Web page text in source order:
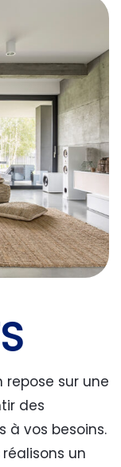
repose sur une
des
à vos besoins.
un